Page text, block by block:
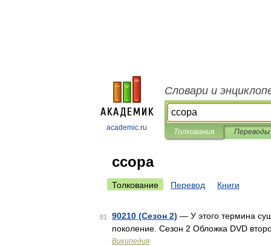
academic.ru
Словари и
Толкования Переводы
ссора
Толкование Перевод Книги
81 90210 (Сезон 2) — У этого термина
поколение. Сезон 2 Обложка DVD
Википедия